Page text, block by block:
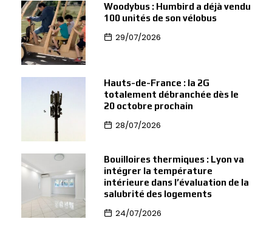
Woodybus : Humbird a déjà vendu
100 unités de son vélobus
29/07/2026
Hauts-de-France : la 2G
totalement débranchée dès le
20 octobre prochain
28/07/2026
Bouilloires thermiques : Lyon va
intégrer la température
intérieure dans l’évaluation de la
salubrité des logements
24/07/2026